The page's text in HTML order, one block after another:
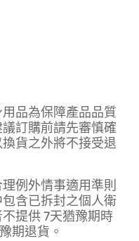
品為保障產品品質
訂購前請先審慎確
貨之外將不接受退
例外情事適用準則
含已拆封之個人衛
提供 7天猶豫期時
期退貨。